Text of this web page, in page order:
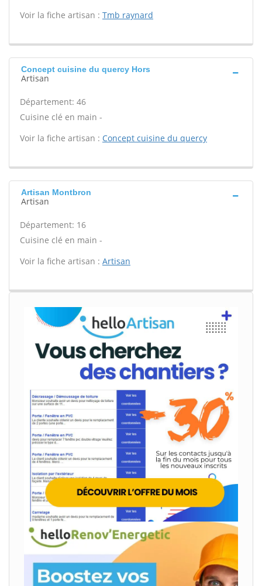
Voir la fiche artisan : Tmb raynard
Concept cuisine du quercy Hors
Artisan
Département: 46
Cuisine clé en main -
Voir la fiche artisan : Concept cuisine du quercy
Artisan Montbron
Artisan
Département: 16
Cuisine clé en main -
Voir la fiche artisan : Artisan